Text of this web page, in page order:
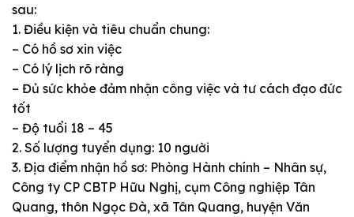
sau:
1. Điều kiện và tiêu chuẩn chung:
– Có hồ sơ xin việc
– Có lý lịch rõ ràng
– Đủ sức khỏe đảm nhận công việc và tư cách đạo đức
tốt
– Độ tuổi 18 – 45
2. Số lượng tuyển dụng: 10 người
3. Địa điểm nhận hồ sơ: Phòng Hành chính – Nhân sự,
Công ty CP CBTP Hữu Nghị, cụm Công nghiệp Tân
Quang, thôn Ngọc Đà, xã Tân Quang, huyện Văn